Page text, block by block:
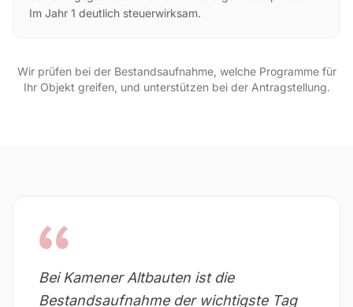
Im Jahr 1 deutlich steuerwirksam.
Wir prüfen bei der Bestandsaufnahme, welche Programme für
Ihr Objekt greifen, und unterstützen bei der Antragstellung.
Bei Kamener Altbauten ist die
Bestandsaufnahme der wichtigste Tag